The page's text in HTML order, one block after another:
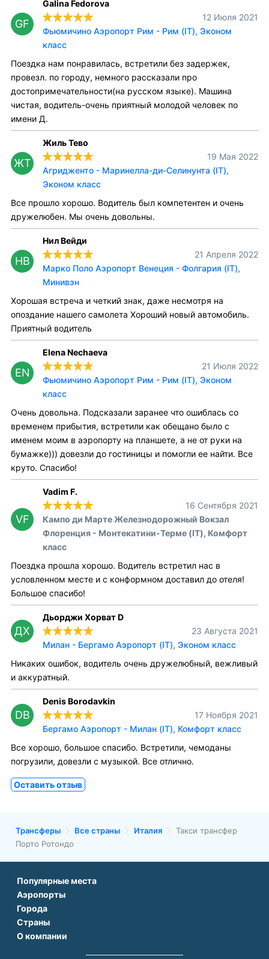
GF
Galina Fedorova
12 Июля 2021
Фьюмичино Аэропорт Рим - Рим (IT), Эконом
класс
Поездка нам понравилась, встретили без задержек,
провезл. по городу, немного рассказали про
достопримечательности(на русском языке). Машина
чистая, водитель-очень приятный молодой человек по
имени Д.
ЖТ
Жиль Тево
19 Мая 2022
Агридженто - Маринелла-ди-Селинунта (IT),
Эконом класс
Все прошло хорошо. Водитель был компетентен и очень
дружелюбен. Мы очень довольны.
НВ
Нил Вейди
21 Апреля 2022
Марко Поло Аэропорт Венеция - Фолгария (IT),
Минивэн
Хорошая встреча и четкий знак, даже несмотря на
опоздание нашего самолета Хороший новый автомобиль.
Приятный водитель
EN
Elena Nechaeva
21 Июля 2022
Фьюмичино Аэропорт Рим - Рим (IT), Эконом
класс
Очень довольна. Подсказали заранее что ошиблась со
временем прибытия, встретили как обещано было с
именем моим в аэропорту на планшете, а не от руки на
бумажке))) довезли до гостиницы и помогли ее найти. Все
круто. Спасибо!
VF
Vadim F.
16 Сентября 2021
Кампо ди Марте Железнодорожный Вокзал
Флоренция - Монтекатини-Терме (IT), Комфорт
класс
Поездка прошла хорошо. Водитель встретил нас в
условленном месте и с конформном доставил до отеля!
Большое спасибо!
ДХ
Дьорджи Хорват D
23 Августа 2021
Милан - Бергамо Аэропорт (IT), Эконом класс
Никаких ошибок, водитель очень дружелюбный, вежливый
и аккуратный.
DB
Denis Borodavkin
17 Ноября 2021
Бергамо Аэропорт - Милан (IT), Комфорт класс
Все хорошо, большое спасибо. Встретили, чемоданы
погрузили, довезли с музыкой. Все отлично.
Оставить отзыв
Трансферы Все страны Италия
Такси трансфер
Порто Ротондо
Популярные места
Аэропорт Подгорицы
Аэропорт Белграда
Аэропорт Дубая
Аэропорты
Аэропорт Антальи
Аэропорт Тбилиси
Города
Трансфер в Париже
Трансфер в Дубае
Страны
Трансфер во Франции
Трансфер в Турции
О компании